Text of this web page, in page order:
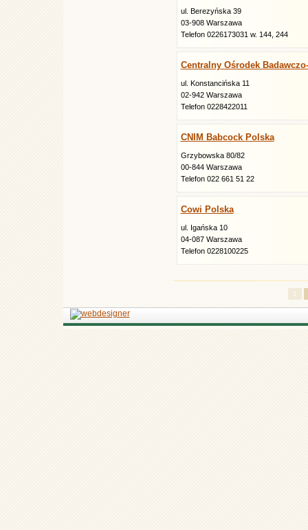
ul. Berezyńska 39
03-908 Warszawa
Telefon 0226173031 w. 144, 244
Centralny Ośrodek
ul. Konstancińska 11
02-942 Warszawa
Telefon 0228422011
CNIM Babcock Polska
Grzybowska 80/82
00-844 Warszawa
Telefon 022 661 51 22
Cowi Polska
ul. Igańska 10
04-087 Warszawa
Telefon 0228100225
1